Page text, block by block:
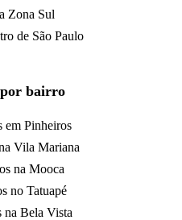
Zona Sul
de São Paulo
bairro
em Pinheiros
Vila Mariana
na Mooca
no Tatuapé
na Bela Vista